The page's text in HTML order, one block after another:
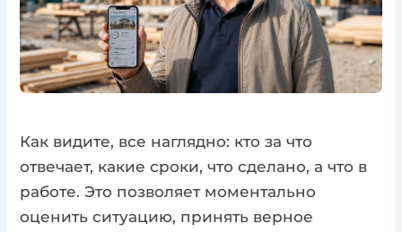
Как видите, все наглядно: кто за что
отвечает, какие сроки, что сделано, а что в
работе. Это позволяет моментально
оценить ситуацию, принять верное